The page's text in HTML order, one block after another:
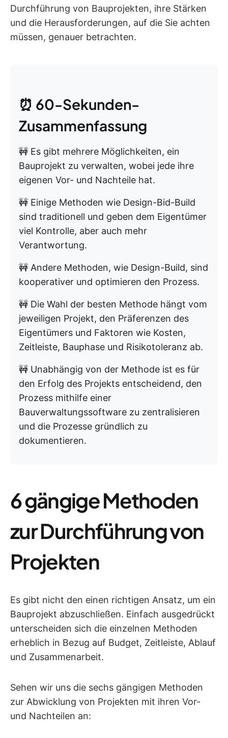
Durchführung von Bauprojekten, ihre Stärken
und die Herausforderungen, auf die Sie achten
müssen, genauer betrachten.
⏰ 60-Sekunden-
Zusammenfassung
🚧 Es gibt mehrere Möglichkeiten, ein
Bauprojekt zu verwalten, wobei jede ihre
eigenen Vor- und Nachteile hat.
🚧 Einige Methoden wie Design-Bid-Build
sind traditionell und geben dem Eigentümer
viel Kontrolle, aber auch mehr
Verantwortung.
🚧 Andere Methoden, wie Design-Build, sind
kooperativer und optimieren den Prozess.
🚧 Die Wahl der besten Methode hängt vom
jeweiligen Projekt, den Präferenzen des
Eigentümers und Faktoren wie Kosten,
Zeitleiste, Bauphase und Risikotoleranz ab.
🚧 Unabhängig von der Methode ist es für
den Erfolg des Projekts entscheidend, den
Prozess mithilfe einer
Bauverwaltungssoftware zu zentralisieren
und die Prozesse gründlich zu
dokumentieren.
6 gängige Methoden
zur Durchführung von
Projekten
Es gibt nicht den einen richtigen Ansatz, um ein
Bauprojekt abzuschließen. Einfach ausgedrückt
unterscheiden sich die einzelnen Methoden
erheblich in Bezug auf Budget, Zeitleiste, Ablauf
und Zusammenarbeit.
Sehen wir uns die sechs gängigen Methoden
zur Abwicklung von Projekten mit ihren Vor-
und Nachteilen an: